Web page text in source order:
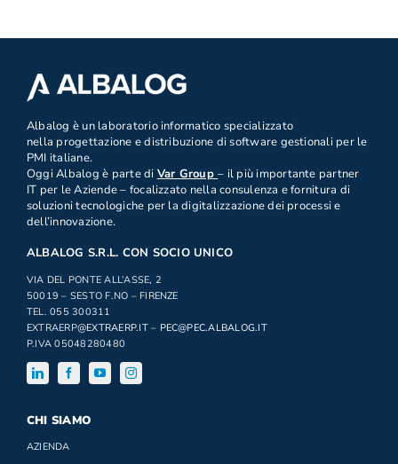
Albalog è un laboratorio informatico specializzato
nella progettazione e distribuzione di software gestionali per le
PMI italiane.
Oggi Albalog è parte di Var Group– il più importante partner
IT per le Aziende – focalizzato nella consulenza e fornitura di
soluzioni tecnologiche per la digitalizzazione dei processi e
dell’innovazione.
ALBALOG S.R.L. CON SOCIO UNICO
VIA DEL PONTE ALL’ASSE, 2
50019 – SESTO F.NO – FIRENZE
TEL. 055 300311
EXTRAERP@EXTRAERP.IT– PEC@PEC.ALBALOG.IT
P.IVA 05048280480
CHI SIAMO
AZIENDA